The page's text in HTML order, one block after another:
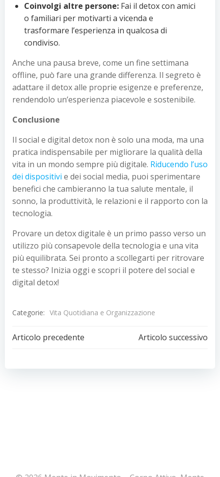
Coinvolgi altre persone: Fai il detox con amici
o familiari per motivarti a vicenda e
trasformare l’esperienza in qualcosa di
condiviso.
Anche una pausa breve, come un fine settimana
offline, può fare una grande differenza. Il segreto è
adattare il detox alle proprie esigenze e preferenze,
rendendolo un’esperienza piacevole e sostenibile.
Conclusione
Il social e digital detox non è solo una moda, ma una
pratica indispensabile per migliorare la qualità della
vita in un mondo sempre più digitale. Riducendo l’uso
dei dispositivi e dei social media, puoi sperimentare
benefici che cambieranno la tua salute mentale, il
sonno, la produttività, le relazioni e il rapporto con la
tecnologia.
Provare un detox digitale è un primo passo verso un
utilizzo più consapevole della tecnologia e una vita
più equilibrata. Sei pronto a scollegarti per ritrovare
te stesso? Inizia oggi e scopri il potere del social e
digital detox!
Categorie: Vita Quotidiana e Organizzazione
Navigazione
articoli
Articolo precedente
Navigazione
articoli
Articolo successivo